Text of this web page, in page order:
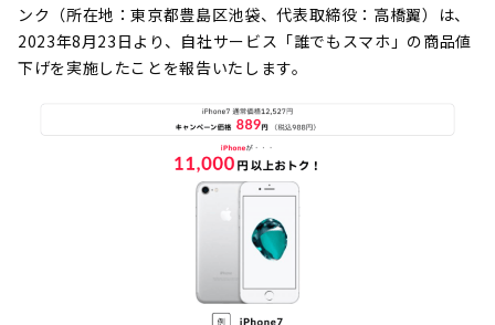
ンク（所在地：東京都豊島区池袋、代表取締役：高橋翼）は、
2023年8月23日より、自社サービス「誰でもスマホ」の商品値
下げを実施したことを報告いたします。